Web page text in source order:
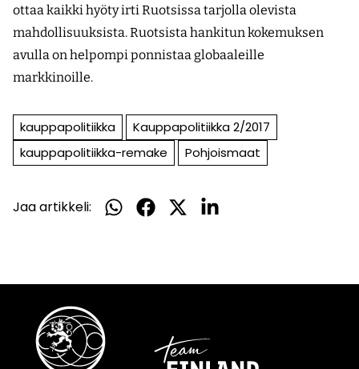
ottaa kaikki hyöty irti Ruotsissa tarjolla olevista
mahdollisuuksista. Ruotsista hankitun kokemuksen
avulla on helpompi ponnistaa globaaleille
markkinoille.
kauppapolitiikka
Kauppapolitiikka 2/2017
kauppapolitiikka-remake
Pohjoismaat
Jaa artikkeli:
Jaa
Jaa
Jaa
Jaa